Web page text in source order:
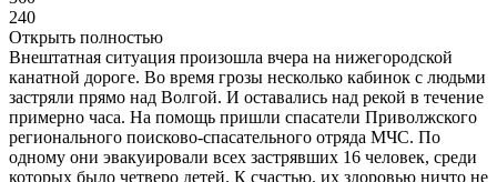
240
Открыть полностью
Внештатная ситуация произошла вчера на нижегородской
канатной дороге. Во время грозы несколько кабинок с людьми
застряли прямо над Волгой. И оставались над рекой в течение
примерно часа. На помощь пришли спасатели Приволжского
регионального поисково-спасательного отряда МЧС. По
одному они эвакуировали всех застрявших 16 человек, среди
которых было четверо детей. К счастью, их здоровью ничто не